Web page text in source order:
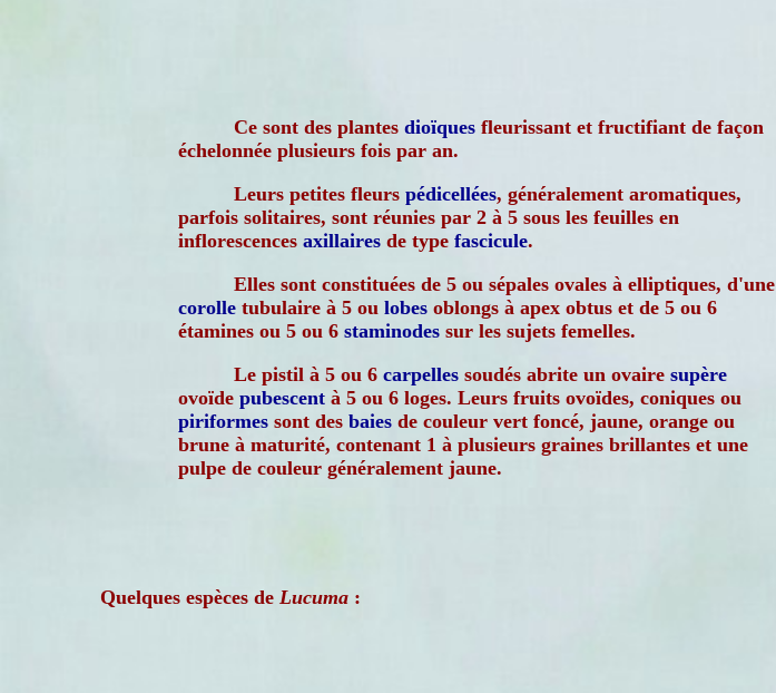
Ce sont des plantes dioïques fleurissant et fructifiant de façon
échelonnée plusieurs fois par an.
Leurs petites fleurs pédicellées, généralement aromatiques,
parfois solitaires, sont réunies par 2 à 5 sous les feuilles en
inflorescences axillaires de type fascicule.
Elles sont constituées de 5 ou sépales ovales à elliptiques, d'une
corolle tubulaire à 5 ou lobes oblongs à apex obtus et de 5 ou 6
étamines ou 5 ou 6 staminodes sur les sujets femelles.
Le pistil à 5 ou 6 carpelles soudés abrite un ovaire supère
ovoïde pubescent à 5 ou 6 loges. Leurs fruits ovoïdes, coniques ou
piriformes sont des baies de couleur vert foncé, jaune, orange ou
brune à maturité, contenant 1 à plusieurs graines brillantes et une
pulpe de couleur généralement jaune.
Quelques espèces de Lucuma :